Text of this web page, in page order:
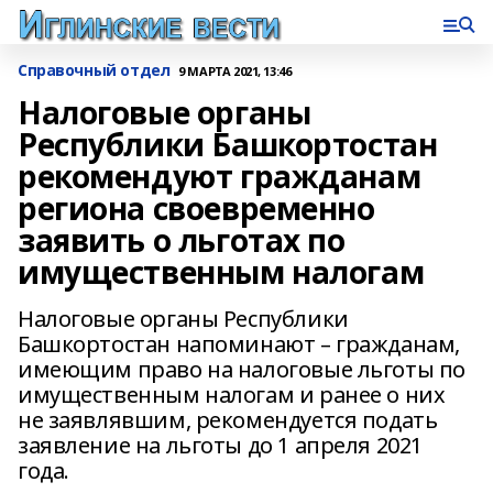
Справочный отдел 9 МАРТА 2021, 13:46
Налоговые органы
Республики Башкортостан
рекомендуют гражданам
региона своевременно
заявить о льготах по
имущественным налогам
Налоговые органы Республики
Башкортостан напоминают – гражданам,
имеющим право на налоговые льготы по
имущественным налогам и ранее о них
не заявлявшим, рекомендуется подать
заявление на льготы до 1 апреля 2021
года.